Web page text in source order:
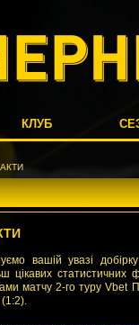
КЛУБ
вашій увазі добірку
цікавих статистичних
матчу 2-го туру Vbet
(1:2).